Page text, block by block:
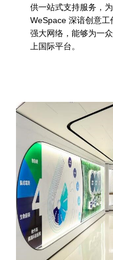
供一站式支持服务，
WeSpace 深谙创意
强大网络，能够为一
上国际平台。